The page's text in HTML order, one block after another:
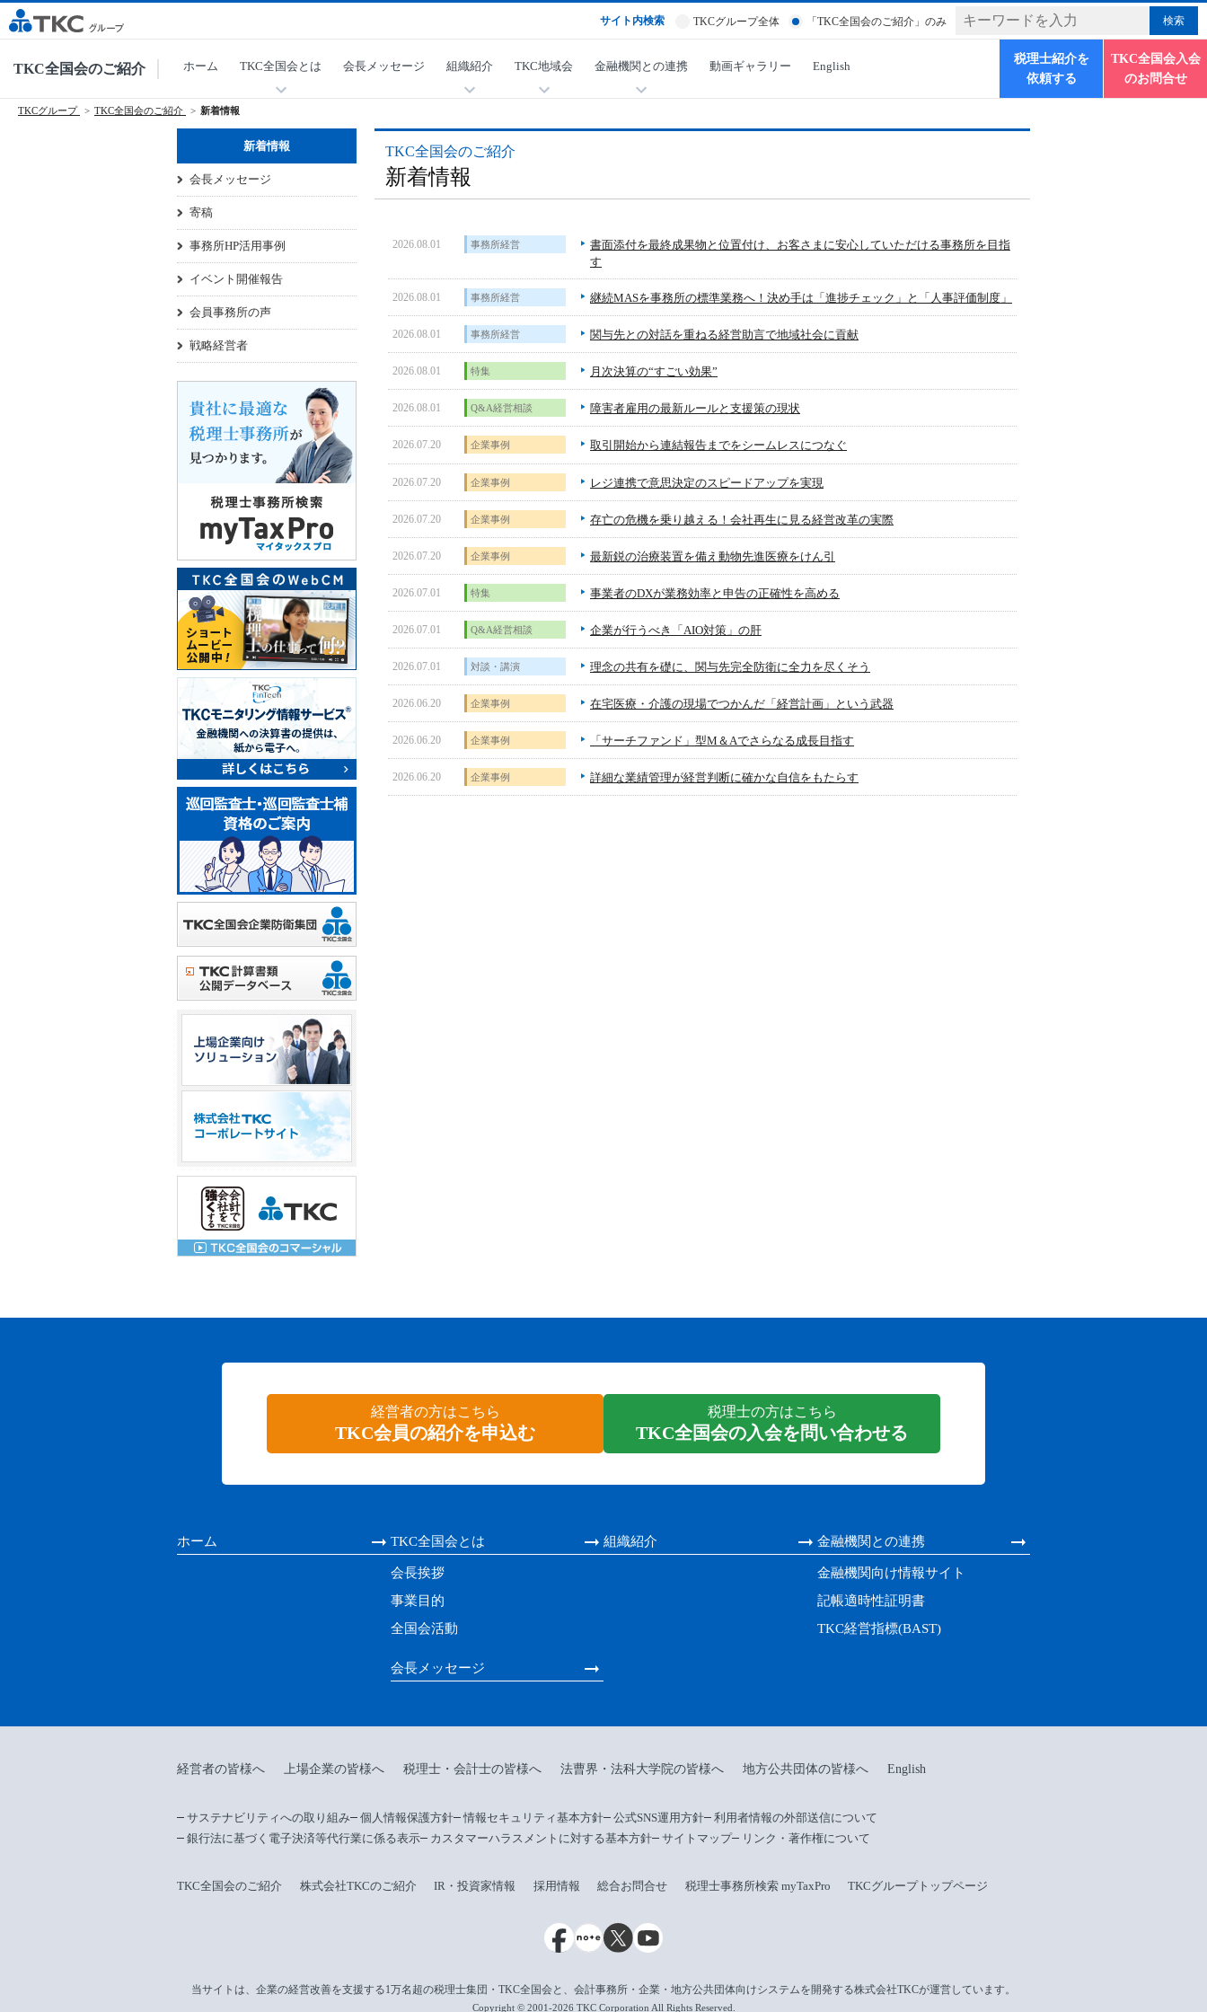
サイト内検索 TKCグループ全体 「TKC全国会のご紹介」のみ
TKC全国会のご紹介 ホーム TKC全国会とは 会長メッセージ 組織紹介 TKC地域会 金融機関との連携 動画ギャラリー English
税理士紹介を
依頼する
TKC全国会入会
のお問合せ
TKCグループ TKC全国会のご紹介 新着情報
TKC全国会のご紹介
新着情報
2026.08.01 事務所経営
書面添付を最終成果物と位置付け、お客さまに安心していただける事務所を目指
す
2026.08.01 事務所経営 継続MASを事務所の標準業務へ！決め手は「進捗チェック」と「人事評価制度」
2026.08.01 事務所経営 関与先との対話を重ねる経営助言で地域社会に貢献
2026.08.01 特集 月次決算の“すごい効果”
2026.08.01 Q&A経営相談 障害者雇用の最新ルールと支援策の現状
2026.07.20 企業事例 取引開始から連結報告までをシームレスにつなぐ
2026.07.20 企業事例 レジ連携で意思決定のスピードアップを実現
2026.07.20 企業事例 存亡の危機を乗り越える！会社再生に見る経営改革の実際
2026.07.20 企業事例 最新鋭の治療装置を備え動物先進医療をけん引
2026.07.01 特集 事業者のDXが業務効率と申告の正確性を高める
2026.07.01 Q&A経営相談 企業が行うべき「AIO対策」の肝
2026.07.01 対談・講演 理念の共有を礎に、関与先完全防衛に全力を尽くそう
2026.06.20 企業事例 在宅医療・介護の現場でつかんだ「経営計画」という武器
2026.06.20 企業事例 「サーチファンド」型M＆Aでさらなる成長目指す
2026.06.20 企業事例 詳細な業績管理が経営判断に確かな自信をもたらす
新着情報
会長メッセージ
寄稿
事務所HP活用事例
イベント開催報告
会員事務所の声
戦略経営者
経営者の方はこちら
TKC会員の紹介を申込む
税理士の方はこちら
TKC全国会の入会を問い合わせる
ホーム TKC全国会とは
会長挨拶
事業目的
全国会活動
会長メッセージ
組織紹介 金融機関との連携
金融機関向け情報サイト
記帳適時性証明書
TKC経営指標(BAST)
経営者の皆様へ 上場企業の皆様へ 税理士・会計士の皆様へ 法曹界・法科大学院の皆様へ 地方公共団体の皆様へ English
サステナビリティへの取り組み 個人情報保護方針 情報セキュリティ基本方針 公式SNS運用方針
利用者情報の外部送信について
銀行法に基づく電子決済等代行業に係る表示
カスタマーハラスメントに対する基本方針 サイトマップ リンク・著作権について
TKC全国会のご紹介 株式会社TKCのご紹介 IR・投資家情報 採用情報 総合お問合せ 税理士事務所検索 myTaxPro TKCグループトップページ
当サイトは、企業の経営改善を支援する1万名超の税理士集団・TKC全国会と、会計事務所・企業・地方公共団体向けシステムを開発する株式会社TKCが運営しています。
Copyright © 2001-2026 TKC Corporation All Rights Reserved.